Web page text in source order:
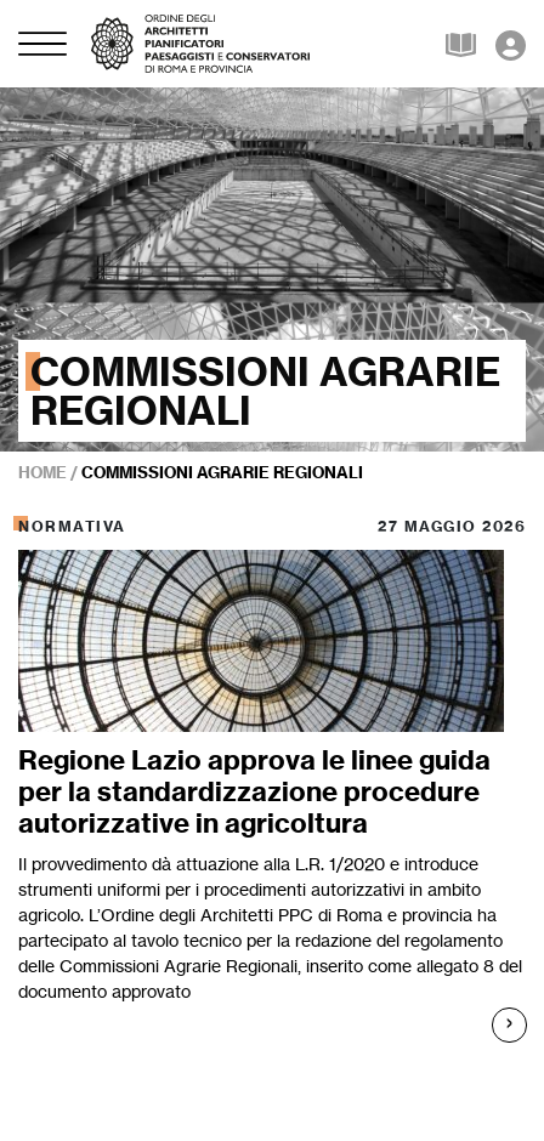
COMMISSIONI AGRARIE
REGIONALI
HOME /COMMISSIONI AGRARIE REGIONALI
NORMATIVA 27 MAGGIO 2026
Regione Lazio approva le linee guida
per la standardizzazione procedure
autorizzative in agricoltura
Il provvedimento dà attuazione alla L.R. 1/2020 e introduce
strumenti uniformi per i procedimenti autorizzativi in ambito
agricolo. L’Ordine degli Architetti PPC di Roma e provincia ha
partecipato al tavolo tecnico per la redazione del regolamento
delle Commissioni Agrarie Regionali, inserito come allegato 8 del
documento approvato